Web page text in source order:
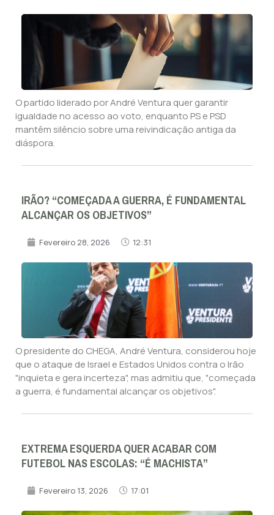
O partido liderado por André Ventura quer garantir
igualdade no acesso ao voto, enquanto PS e PSD
mantêm silêncio sobre uma reivindicação antiga da
diáspora.
IRÃO? “COMEÇADA A GUERRA, É FUNDAMENTAL
ALCANÇAR OS OBJETIVOS”
Fevereiro 28, 2026 12:31
O presidente do CHEGA, André Ventura, considerou hoje
que o ataque de Israel e Estados Unidos contra o Irão
"inquieta e gera incerteza", mas admitiu que, "começada
a guerra, é fundamental alcançar os objetivos".
EXTREMA ESQUERDA QUER ACABAR COM
FUTEBOL NAS ESCOLAS: “É MACHISTA”
Fevereiro 13, 2026 17:01